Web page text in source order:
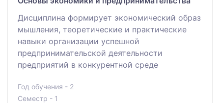
Дисциплина формирует экономический образ
мышления, теоретические и практические
навыки организации успешной
предпринимательской деятельности
предприятий в конкурентной среде
Год обучения - 2
Семестр - 1